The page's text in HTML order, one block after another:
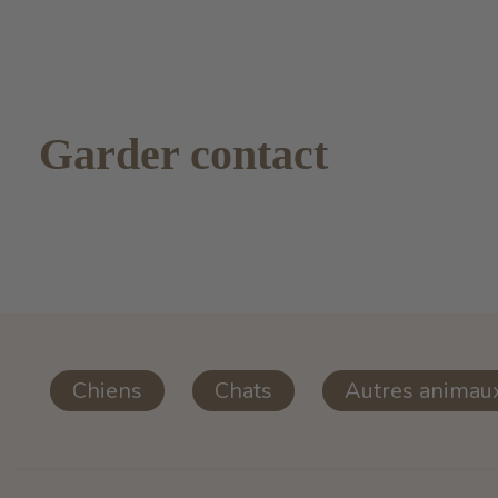
Garder contact
Chiens Chats Autres